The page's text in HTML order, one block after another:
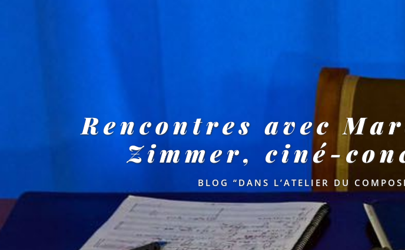
Rencontres avec
Zimmer, ciné-
BLOG “DANS L’ATELIER DU